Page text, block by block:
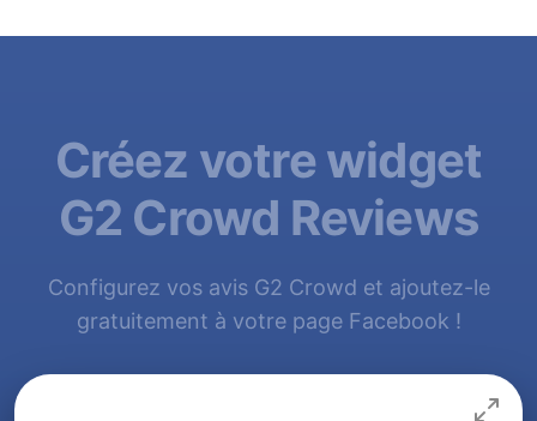
Créez votre widget
G2 Crowd Reviews
Configurez vos avis G2 Crowd et ajoutez-le
gratuitement à votre page Facebook !